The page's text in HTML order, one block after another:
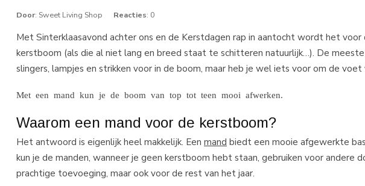
Door: Sweet Living Shop Reacties: 0
Met Sinterklaasavond achter ons en de Kerstdagen rap in aantocht wordt het
kerstboom (als die al niet lang en breed staat te schitteren natuurlijk…). De
slingers, lampjes en strikken voor in de boom, maar heb je wel iets voor om de voet
Met een mand kun je de boom van top tot teen mooi afwerken.
Waarom een mand voor de kerstboom?
Het antwoord is eigenlijk heel makkelijk. Een mand biedt een mooie afgewerkte
kun je de manden, wanneer je geen kerstboom hebt staan, gebruiken voor andere
prachtige toevoeging, maar ook voor de rest van het jaar.